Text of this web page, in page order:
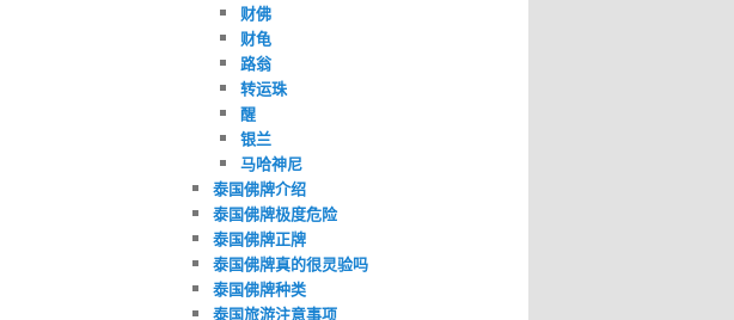
财佛
财龟
路翁
转运珠
醒
银兰
马哈神尼
泰国佛牌介绍
泰国佛牌极度危险
泰国佛牌正牌
泰国佛牌真的很灵验吗
泰国佛牌种类
泰国旅游注意事项